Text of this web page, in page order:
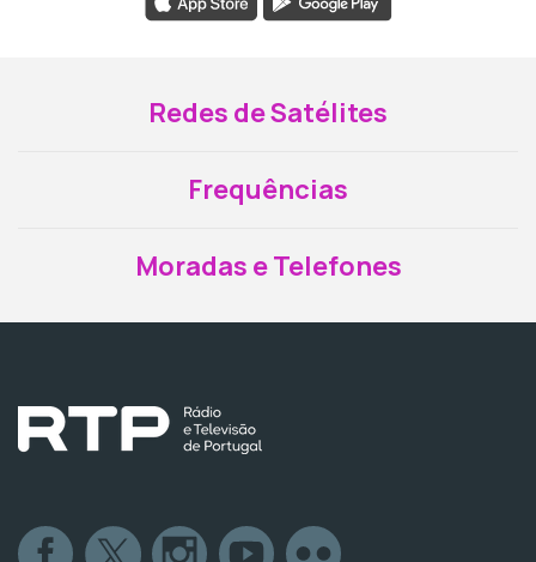
Redes de Satélites
Frequências
Moradas e Telefones